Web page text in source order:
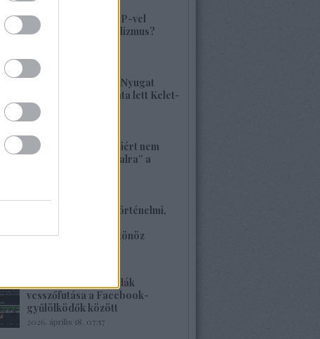
1415. BEKIÁLTÁS: MP-vel
visszatérne a szocializmus?
2026. május 10. 12:25
1414. BEKIÁLTÁS: A Nyugat
hulladékának lerakata lett Kelet-
Európa
2026. május 09. 11:36
1413. BEKIÁLTÁS: Miért nem
szavaznak a „baloldalra” a
1412. BEKIÁLTÁS: Történelmi,
szembenézésre ösztönöz
1411.BEKIÁLTÁS: Milák
vesszőfutása a Facebook-
gyűlölködők között
2026. április 18. 07:57